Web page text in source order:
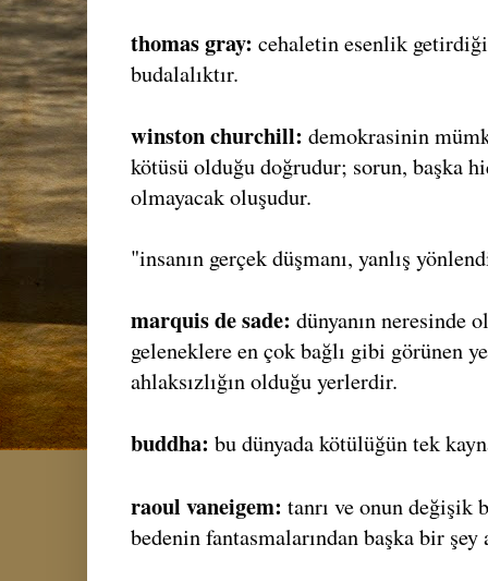
thomas gray: cehaletin esenlik
budalalıktır.
winston churchill: demokrasinin
kötüsü olduğu doğrudur; sorun, başka
olmayacak oluşudur.
"insanın gerçek düşmanı, yanlış
marquis de sade: dünyanın neresinde
geleneklere en çok bağlı gibi görünen
ahlaksızlığın olduğu yerlerdir.
buddha: bu dünyada kötülüğün tek
raoul vaneigem: tanrı ve onun değişik
bedenin fantasmalarından başka bir